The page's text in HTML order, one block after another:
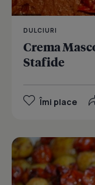
DULCIURI
Crema
Stafide
Îmi place